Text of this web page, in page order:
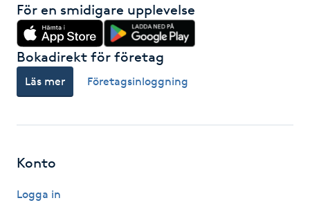
Pigmentfläckar
Plastikkirurgi
PRP (Platelet Rich Plasma)
För en smidigare upplevelse
Bokadirekt för företag
Läs mer Företagsinloggning
Konto
Logga in